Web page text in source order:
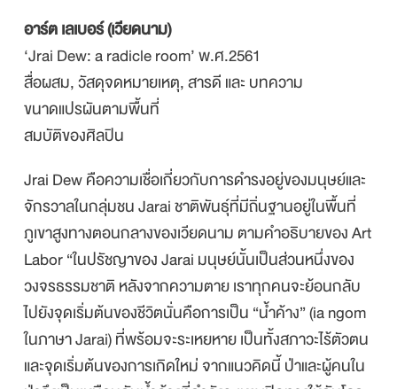
อาร์ต เลเบอร์ (เวียดนาม)
‘Jrai Dew: a radicle room’ พ.ศ.2561
สื่อผสม, วัสดุจดหมายเหตุ, สารดี และ บทความ
ขนาดแปรผันตามพื้นที่
สมบัติของศิลปิน
Jrai Dew คือความเชื่อเกี่ยวกับการดำรงอยู่ของมนุษย์และ
จักรวาลในกลุ่มชน Jarai ชาติพันธุ์ที่มีถิ่นฐานอยู่ในพื้นที่
ภูเขาสูงทางตอนกลางของเวียดนาม ตามคำอธิบายของ Art
Labor “ในปรัชญาของ Jarai มนุษย์นั้นเป็นส่วนหนึ่งของ
วงจรธรรมชาติ หลังจากความตาย เราทุกคนจะย้อนกลับ
ไปยังจุดเริ่มต้นของชีวิตนั่นคือการเป็น “น้ำค้าง” (ia ngom
ในภาษา Jarai) ที่พร้อมจะระเหยหาย เป็นทั้งสภาวะไร้ตัวตน
และจุดเริ่มต้นของการเกิดใหม่ จากแนวคิดนี้ ป่าและผู้คนใน